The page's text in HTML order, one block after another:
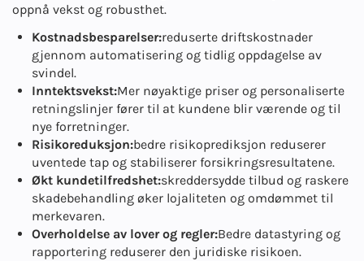
oppnå vekst og robusthet.
Kostnadsbesparelser:reduserte driftskostnader
gjennom automatisering og tidlig oppdagelse av
svindel.
Inntektsvekst:Mer nøyaktige priser og personaliserte
retningslinjer fører til at kundene blir værende og til
nye forretninger.
Risikoreduksjon:bedre risikoprediksjon reduserer
uventede tap og stabiliserer forsikringsresultatene.
Økt kundetilfredshet:skreddersydde tilbud og raskere
skadebehandling øker lojaliteten og omdømmet til
merkevaren.
Overholdelse av lover og regler:Bedre datastyring og
rapportering reduserer den juridiske risikoen.